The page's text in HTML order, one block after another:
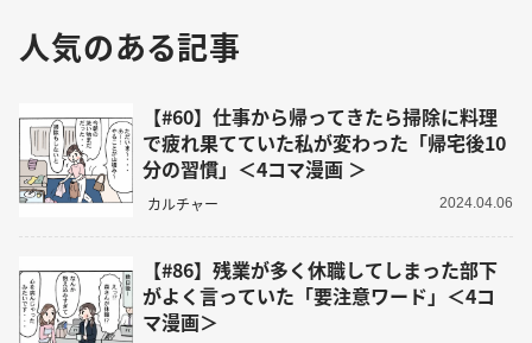
人気のある記事
【#60】仕事から帰ってきたら掃除に料理
で疲れ果てていた私が変わった「帰宅後10
分の習慣」＜4コマ漫画 ＞
カルチャー 2024.04.06
【#86】残業が多く休職してしまった部下
がよく言っていた「要注意ワード」＜4コ
マ漫画＞